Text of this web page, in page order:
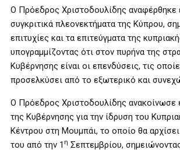
Ο Πρόεδρος Χριστοδουλίδης αναφέρθηκε
συγκριτικά πλεονεκτήματα της Κύπρου,
επιτυχίες και τα επιτεύγματα της
υπογραμμίζοντας ότι στον πυρήνα της
Κυβέρνησης είναι οι επενδύσεις, τις
προσελκύσει από το εξωτερικό και
Ο Πρόεδρος Χριστοδουλίδης ανακοίνωσε
της Κυβέρνησης για την ίδρυση του
Κέντρου στη Μουμπάι, το οποίο θα αρχίσει
του από την 1 η Σεπτεμβρίου,